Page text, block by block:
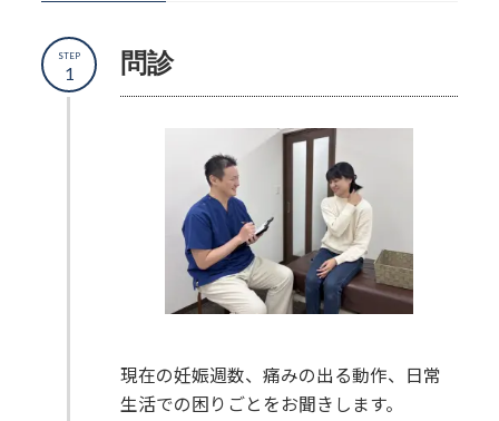
問診
現在の妊娠週数、痛みの出る動作、日常
生活での困りごとをお聞きします。
STEP
1